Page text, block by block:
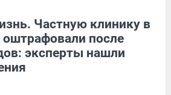
Частную клинику в
оштрафовали после
эксперты нашли